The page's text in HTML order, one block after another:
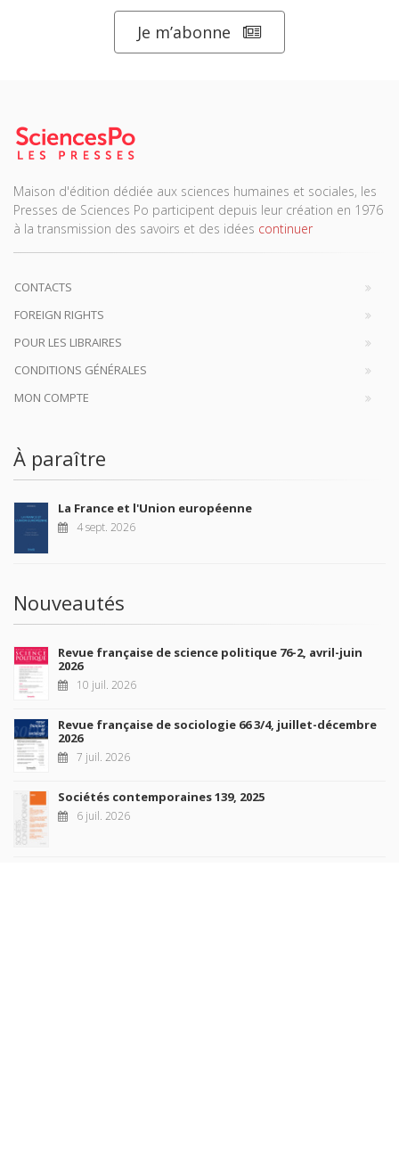
Je m’abonne
Maison d'édition dédiée aux sciences humaines et sociales, les
Presses de Sciences Po participent depuis leur création en 1976
à la transmission des savoirs et des idées continuer
CONTACTS
FOREIGN RIGHTS
POUR LES LIBRAIRES
CONDITIONS GÉNÉRALES
MON COMPTE
À paraître
La France et l'Union européenne
4 sept. 2026
Nouveautés
Revue française de science politique 76-2, avril-juin
2026
10 juil. 2026
Revue française de sociologie 66 3/4, juillet-décembre
2026
7 juil. 2026
Sociétés contemporaines 139, 2025
6 juil. 2026